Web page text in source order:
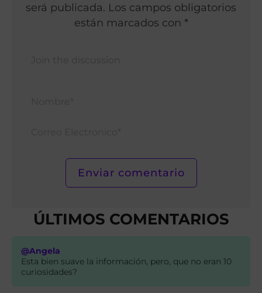
será publicada. Los campos obligatorios
están marcados con *
ÚLTIMOS COMENTARIOS
@Angela
Esta bien suave la información, pero, que no eran 10
curiosidades?